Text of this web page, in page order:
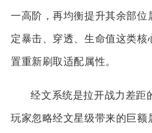
一高阶，再均衡提升其余部位
定暴击、穿透、生命值这类核
置重新刷取适配属性。
经文系统是拉开战力差距
玩家忽略经文星级带来的巨额